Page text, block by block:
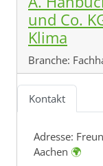
und Co.
Klima
Branche:
Kontakt
Adresse:
Aachen 🌍